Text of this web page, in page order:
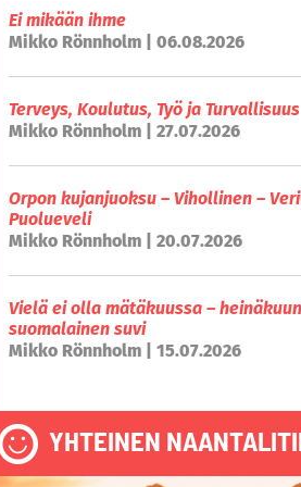
Ei mikään ihme
Mikko Rönnholm | 06.08.2026
Terveys, Koulutus, Työ ja Turvallisuus
Mikko Rönnholm | 27.07.2026
Orpon kujanjuoksu – Vihollinen –
Puolueveli
Mikko Rönnholm | 20.07.2026
Vielä ei olla mätäkuussa –
suomalainen suvi
Mikko Rönnholm | 15.07.2026
YHTEINEN